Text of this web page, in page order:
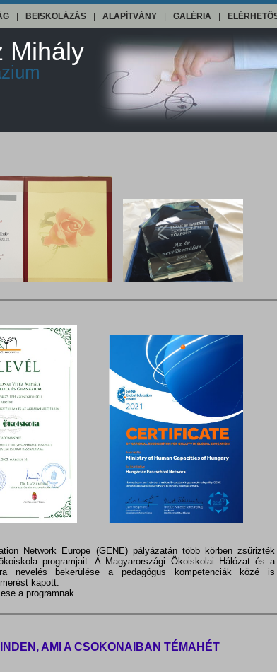
BEISKOLÁZÁS ALAPÍTVÁNY GALÉRIA
Mihály
Network Europe (GENE) pályázatán több körben zsűrizték
programjait. A Magyarországi Ökoiskolai Hálózat és a
nevelés bekerülése a pedagógus kompetenciák közé is
kapott.
a programnak.
AMI A CSOKONAIBAN TÉMAHÉT